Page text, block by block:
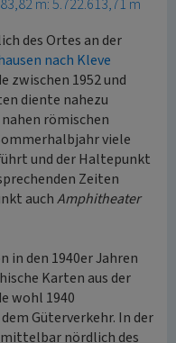
m: 5.722.613,71 m
des Ortes an der
nach Kleve
zwischen 1952 und
diente nahezu
römischen
viele
und der Haltepunkt
Zeiten
auchAmphitheater
in den 1940er Jahren
Karten aus der
wohl 1940
Güterverkehr. In der
nördlich des